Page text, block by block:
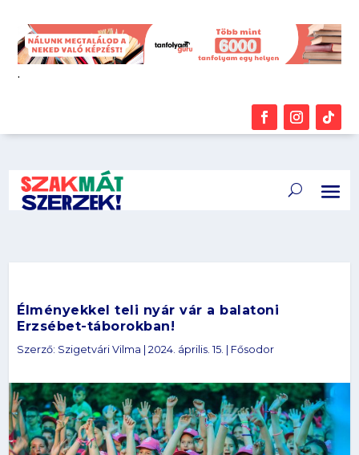
.
Élményekkel teli nyár vár a balatoni
Erzsébet-táborokban!
Szerző: Szigetvári Vilma |2024. április. 15. Fősodor